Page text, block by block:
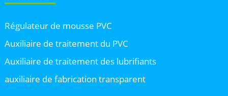
Régulateur de mousse PVC
Auxiliaire de traitement du PVC
Auxiliaire de traitement des lubrifiants
auxiliaire de fabrication transparent